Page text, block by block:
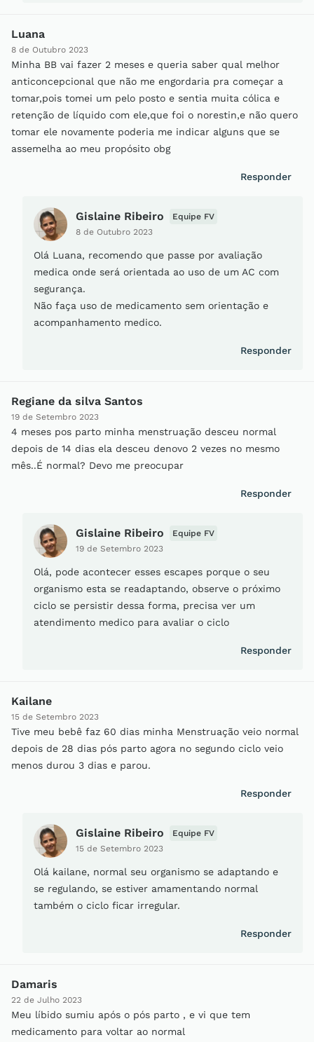
Luana
8 de Outubro 2023
Minha BB vai fazer 2 meses e queria saber qual melhor
anticoncepcional que não me engordaria pra começar a
tomar,pois tomei um pelo posto e sentia muita cólica e
retenção de líquido com ele,que foi o norestin,e não quero
tomar ele novamente poderia me indicar alguns que se
assemelha ao meu propósito obg
Responder
Gislaine Ribeiro
8 de Outubro 2023
Equipe FV
Olá Luana, recomendo que passe por avaliação
medica onde será orientada ao uso de um AC com
segurança.
Não faça uso de medicamento sem orientação e
acompanhamento medico.
Responder
Regiane da silva Santos
19 de Setembro 2023
4 meses pos parto minha menstruação desceu normal
depois de 14 dias ela desceu denovo 2 vezes no mesmo
mês..É normal? Devo me preocupar
Responder
Gislaine Ribeiro
19 de Setembro 2023
Equipe FV
Olá, pode acontecer esses escapes porque o seu
organismo esta se readaptando, observe o próximo
ciclo se persistir dessa forma, precisa ver um
atendimento medico para avaliar o ciclo
Responder
Kailane
15 de Setembro 2023
Tive meu bebê faz 60 dias minha Menstruação veio normal
depois de 28 dias pós parto agora no segundo ciclo veio
menos durou 3 dias e parou.
Responder
Gislaine Ribeiro
15 de Setembro 2023
Equipe FV
Olá kailane, normal seu organismo se adaptando e
se regulando, se estiver amamentando normal
também o ciclo ficar irregular.
Responder
Damaris
22 de Julho 2023
Meu líbido sumiu após o pós parto , e vi que tem
medicamento para voltar ao normal